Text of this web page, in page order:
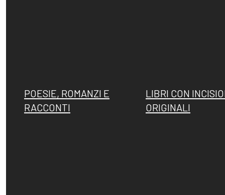
POESIE, ROMANZI E
RACCONTI
LIBRI CON
ORIGINALI